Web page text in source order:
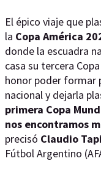
El épico viaje que
la Copa América
donde la escuadra
casa su tercera
honor poder formar
nacional y dejarla
primera Copa
nos encontramos
precisó Claudio
Fútbol Argentino